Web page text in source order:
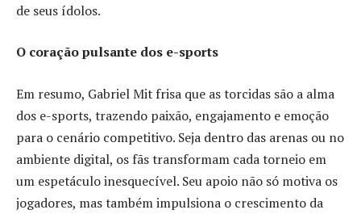
de seus ídolos.
O coração pulsante dos e-sports
Em resumo, Gabriel Mit frisa que as torcidas são a alma
dos e-sports, trazendo paixão, engajamento e emoção
para o cenário competitivo. Seja dentro das arenas ou no
ambiente digital, os fãs transformam cada torneio em
um espetáculo inesquecível. Seu apoio não só motiva os
jogadores, mas também impulsiona o crescimento da